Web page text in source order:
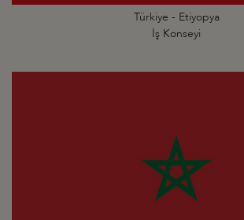
Türkiye - Etiyopya
İş Konseyi